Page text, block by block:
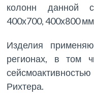
колонн данной
400х700, 400х800
Изделия
регионах, в том
Рихтера.